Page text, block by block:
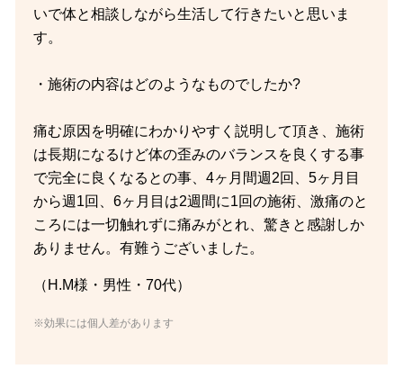
いで体と相談しながら生活して行きたいと思いま
す。
・施術の内容はどのようなものでしたか?
痛む原因を明確にわかりやすく説明して頂き、施術
は長期になるけど体の歪みのバランスを良くする事
で完全に良くなるとの事、4ヶ月間週2回、5ヶ月目
から週1回、6ヶ月目は2週間に1回の施術、激痛のと
ころには一切触れずに痛みがとれ、驚きと感謝しか
ありません。有難うございました。
（H.M様・男性・70代）
※効果には個人差があります